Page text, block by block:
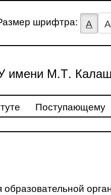
шрифтра: А А
М.Т.
Поступающему